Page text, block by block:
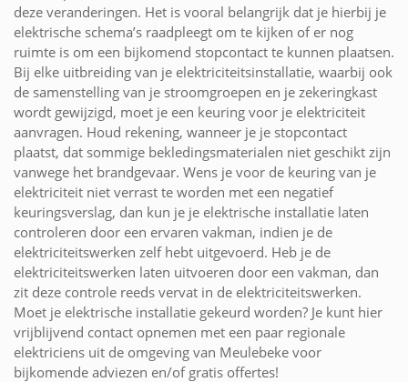
deze veranderingen. Het is vooral belangrijk dat je hierbij je
elektrische schema’s raadpleegt om te kijken of er nog
ruimte is om een bijkomend stopcontact te kunnen plaatsen.
Bij elke uitbreiding van je elektriciteitsinstallatie, waarbij ook
de samenstelling van je stroomgroepen en je zekeringkast
wordt gewijzigd, moet je een keuring voor je elektriciteit
aanvragen. Houd rekening, wanneer je je stopcontact
plaatst, dat sommige bekledingsmaterialen niet geschikt zijn
vanwege het brandgevaar. Wens je voor de keuring van je
elektriciteit niet verrast te worden met een negatief
keuringsverslag, dan kun je je elektrische installatie laten
controleren door een ervaren vakman, indien je de
elektriciteitswerken zelf hebt uitgevoerd. Heb je de
elektriciteitswerken laten uitvoeren door een vakman, dan
zit deze controle reeds vervat in de elektriciteitswerken.
Moet je elektrische installatie gekeurd worden? Je kunt hier
vrijblijvend contact opnemen met een paar regionale
elektriciens uit de omgeving van Meulebeke voor
bijkomende adviezen en/of gratis offertes!